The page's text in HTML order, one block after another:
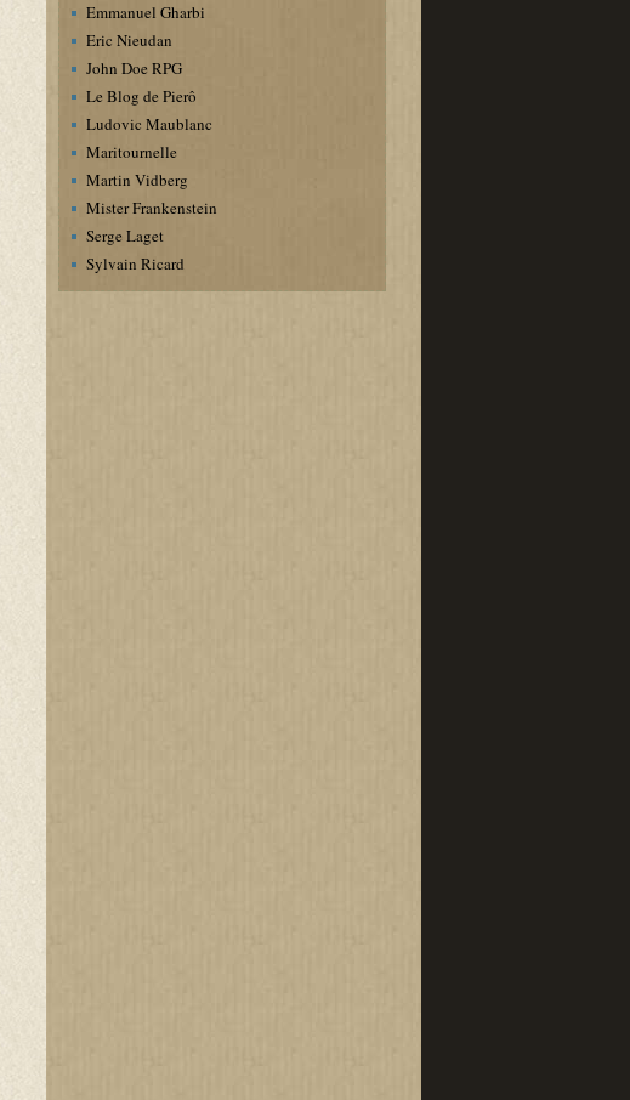
Emmanuel Gharbi
Eric Nieudan
John Doe RPG
Le Blog de Pierô
Ludovic Maublanc
Maritournelle
Martin Vidberg
Mister Frankenstein
Serge Laget
Sylvain Ricard